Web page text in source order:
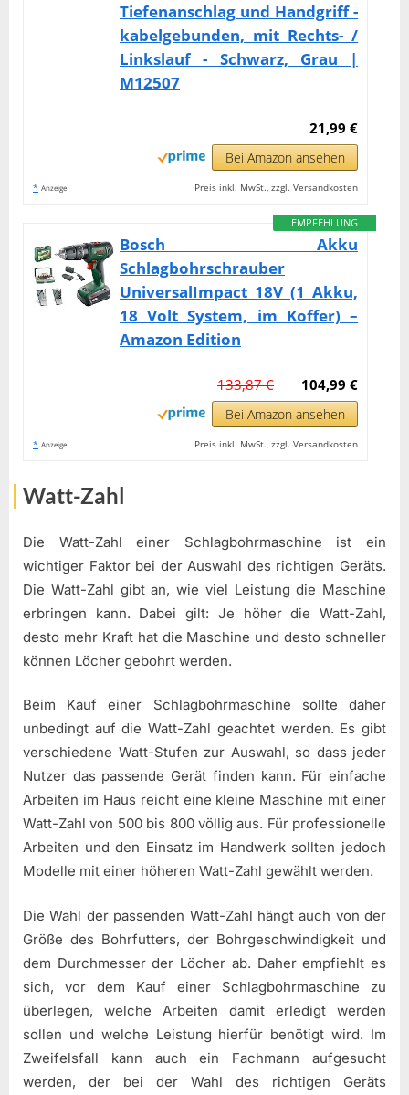
Tiefenanschlag und Handgriff -
kabelgebunden, mit Rechts- /
Linkslauf - Schwarz, Grau |
M12507
21,99 €
Bei Amazon ansehen
* Anzeige Preis inkl. MwSt., zzgl. Versandkosten
EMPFEHLUNG
Bosch Akku
Schlagbohrschrauber
UniversalImpact 18V (1 Akku,
18 Volt System, im Koffer) –
Amazon Edition
104,99 €
133,87 €
Bei Amazon ansehen
* Anzeige Preis inkl. MwSt., zzgl. Versandkosten
Watt-Zahl
Die Watt-Zahl einer Schlagbohrmaschine ist ein
wichtiger Faktor bei der Auswahl des richtigen Geräts.
Die Watt-Zahl gibt an, wie viel Leistung die Maschine
erbringen kann. Dabei gilt: Je höher die Watt-Zahl,
desto mehr Kraft hat die Maschine und desto schneller
können Löcher gebohrt werden.
Beim Kauf einer Schlagbohrmaschine sollte daher
unbedingt auf die Watt-Zahl geachtet werden. Es gibt
verschiedene Watt-Stufen zur Auswahl, so dass jeder
Nutzer das passende Gerät finden kann. Für einfache
Arbeiten im Haus reicht eine kleine Maschine mit einer
Watt-Zahl von 500 bis 800 völlig aus. Für professionelle
Arbeiten und den Einsatz im Handwerk sollten jedoch
Modelle mit einer höheren Watt-Zahl gewählt werden.
Die Wahl der passenden Watt-Zahl hängt auch von der
Größe des Bohrfutters, der Bohrgeschwindigkeit und
dem Durchmesser der Löcher ab. Daher empfiehlt es
sich, vor dem Kauf einer Schlagbohrmaschine zu
überlegen, welche Arbeiten damit erledigt werden
sollen und welche Leistung hierfür benötigt wird. Im
Zweifelsfall kann auch ein Fachmann aufgesucht
werden, der bei der Wahl des richtigen Geräts